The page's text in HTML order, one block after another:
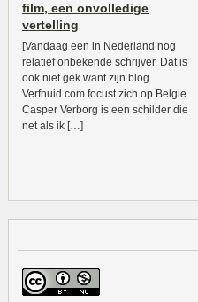
film, een onvolledige
vertelling
[Vandaag een in Nederland nog
relatief onbekende schrijver. Dat is
ook niet gek want zijn blog
Verfhuid.com focust zich op Belgie.
Casper Verborg is een schilder die
net als ik […]